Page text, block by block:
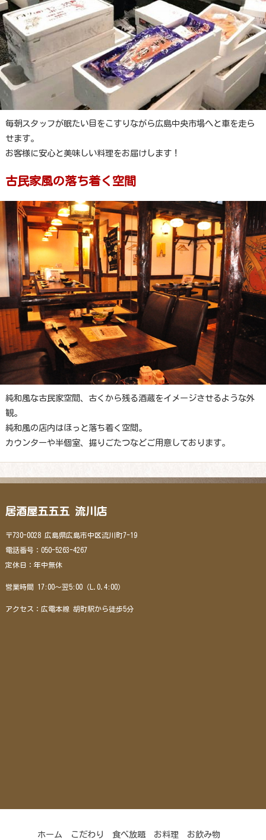
毎朝スタッフが眠たい目をこすりながら広島中央市場へと車を走ら
せます。
お客様に安心と美味しい料理をお届けします！
古民家風の落ち着く空間
純和風な古民家空間、古くから残る酒蔵をイメージさせるような外
観。
純和風の店内はほっと落ち着く空間。
カウンターや半個室、掘りごたつなどご用意しております。
居酒屋五五五 流川店
〒730-0028 広島県広島市中区流川町7-19
電話番号：050-5263-4267
定休日：年中無休
営業時間 17:00～翌5:00（L.O.4:00）
アクセス：広電本線 胡町駅から徒歩5分
ホーム こだわり 食べ放題 お料理 お飲み物